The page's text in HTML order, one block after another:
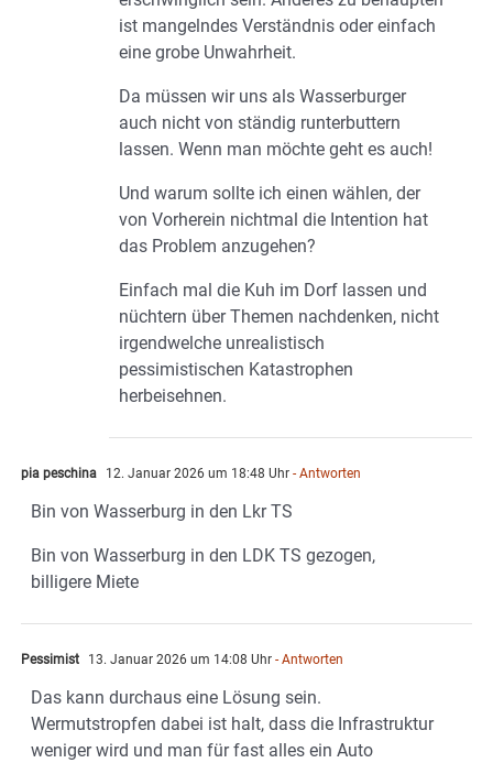
ist mangelndes Verständnis oder einfach
eine grobe Unwahrheit.
Da müssen wir uns als Wasserburger
auch nicht von ständig runterbuttern
lassen. Wenn man möchte geht es auch!
Und warum sollte ich einen wählen, der
von Vorherein nichtmal die Intention hat
das Problem anzugehen?
Einfach mal die Kuh im Dorf lassen und
nüchtern über Themen nachdenken, nicht
irgendwelche unrealistisch
pessimistischen Katastrophen
herbeisehnen.
pia peschina 12. Januar 2026 um 18:48 Uhr - Antworten
Bin von Wasserburg in den Lkr TS
Bin von Wasserburg in den LDK TS gezogen,
billigere Miete
Pessimist 13. Januar 2026 um 14:08 Uhr - Antworten
Das kann durchaus eine Lösung sein.
Wermutstropfen dabei ist halt, dass die Infrastruktur
weniger wird und man für fast alles ein Auto